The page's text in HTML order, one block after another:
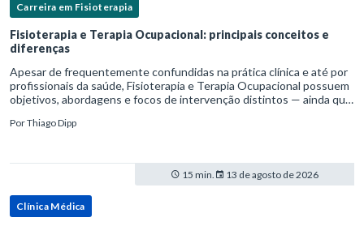
Carreira em Fisioterapia
Fisioterapia e Terapia Ocupacional: principais conceitos e
diferenças
Apesar de frequentemente confundidas na prática clínica e até por
profissionais da saúde, Fisioterapia e Terapia Ocupacional possuem
objetivos, abordagens e focos de intervenção distintos — ainda que
PorThiago Dipp
15 min. 13 de agosto de 2026
Clínica Médica